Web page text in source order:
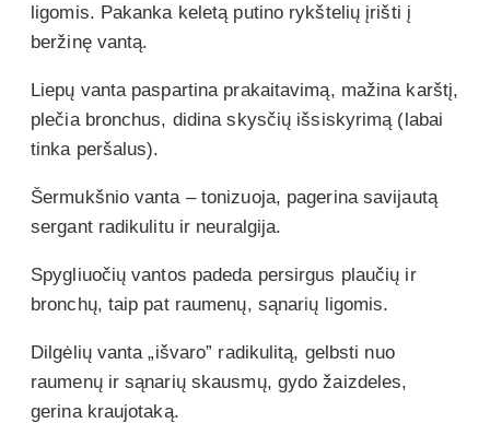
ligomis. Pakanka keletą putino rykštelių įrišti į
beržinę vantą.
Liepų vanta paspartina prakaitavimą, mažina karštį,
plečia bronchus, didina skysčių išsiskyrimą (labai
tinka peršalus).
Šermukšnio vanta – tonizuoja, pagerina savijautą
sergant radikulitu ir neuralgija.
Spygliuočių vantos padeda persirgus plaučių ir
bronchų, taip pat raumenų, sąnarių ligomis.
Dilgėlių vanta „išvaro” radikulitą, gelbsti nuo
raumenų ir sąnarių skausmų, gydo žaizdeles,
gerina kraujotaką.